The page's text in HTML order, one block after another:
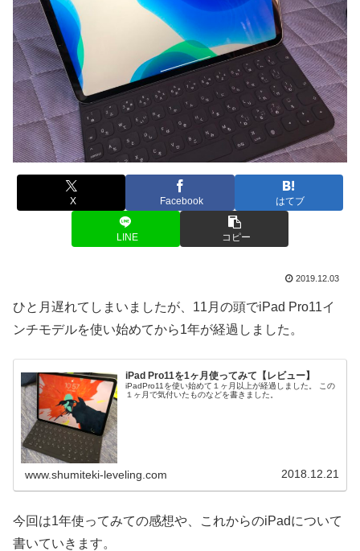
X Facebook はてブ
LINE コピー
2019.12.03
ひと月遅れてしまいましたが、11月の頭でiPad Pro11イ
ンチモデルを使い始めてから1年が経過しました。
iPad Pro11を1ヶ月使ってみて【レビュー】
iPadPro11を使い始めて１ヶ月以上が経過しました。 この
１ヶ月で気付いたものなどを書きました。
www.shumiteki-leveling.com 2018.12.21
今回は1年使ってみての感想や、これからのiPadについて
書いていきます。